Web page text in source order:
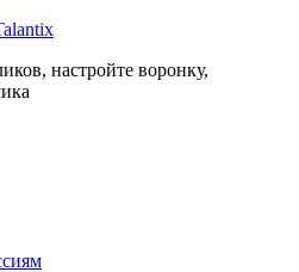
настройте воронку,